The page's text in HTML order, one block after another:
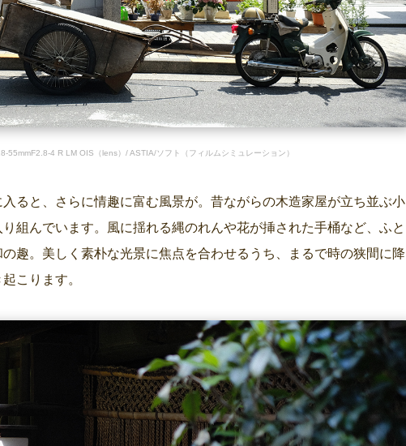
55mmF2.8-4 R LM OIS（lens）/ ASTIA/ソフト（フィルムシミュレーション）
ると、さらに情趣に富む風景が。昔ながらの木造家屋が立ち並ぶ小
組んでいます。風に揺れる縄のれんや花が挿された手桶など、ふと
趣。美しく素朴な光景に焦点を合わせるうち、まるで時の狭間に降
こります。